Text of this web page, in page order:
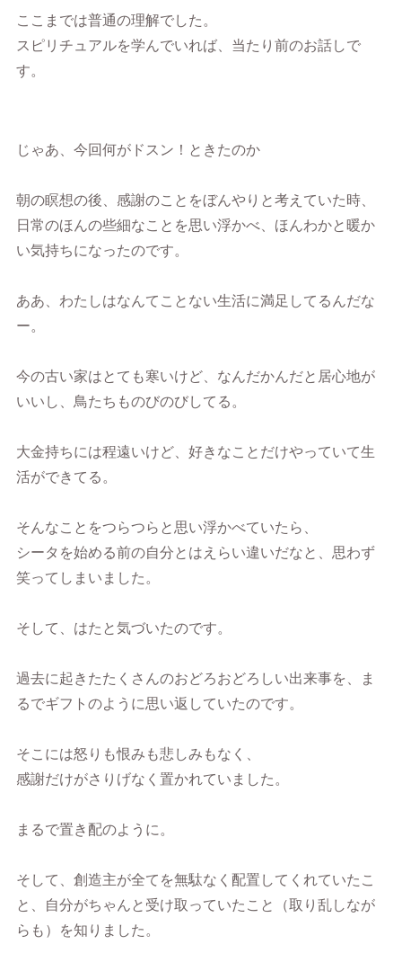
ここまでは普通の理解でした。
スピリチュアルを学んでいれば、当たり前のお話しで
す。
じゃあ、今回何がドスン！ときたのか
朝の瞑想の後、感謝のことをぼんやりと考えていた時、
日常のほんの些細なことを思い浮かべ、ほんわかと暖か
い気持ちになったのです。
ああ、わたしはなんてことない生活に満足してるんだな
ー。
今の古い家はとても寒いけど、なんだかんだと居心地が
いいし、鳥たちものびのびしてる。
大金持ちには程遠いけど、好きなことだけやっていて生
活ができてる。
そんなことをつらつらと思い浮かべていたら、
シータを始める前の自分とはえらい違いだなと、思わず
笑ってしまいました。
そして、はたと気づいたのです。
過去に起きたたくさんのおどろおどろしい出来事を、ま
るでギフトのように思い返していたのです。
そこには怒りも恨みも悲しみもなく、
感謝だけがさりげなく置かれていました。
まるで置き配のように。
そして、創造主が全てを無駄なく配置してくれていたこ
と、自分がちゃんと受け取っていたこと（取り乱しなが
らも）を知りました。